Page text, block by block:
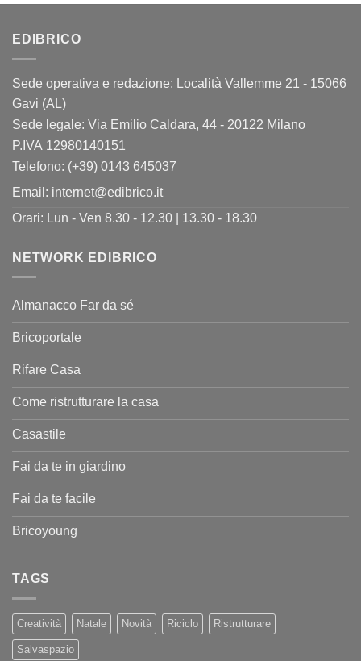
era:
è:
EDIBRICO
Sede operativa e redazione: Località Vallemme 21 - 15066
Gavi (AL)
Sede legale: Via Emilio Caldara, 44 - 20122 Milano
P.IVA 12980140151
Telefono: (+39) 0143 645037
Email: internet@edibrico.it
Orari: Lun - Ven 8.30 - 12.30 | 13.30 - 18.30
NETWORK EDIBRICO
Almanacco Far da sé
Bricoportale
Rifare Casa
Come ristrutturare la casa
Casastile
Fai da te in giardino
Fai da te facile
Bricoyoung
TAGS
Creatività Natale Novità Riciclo Ristrutturare
Salvaspazio